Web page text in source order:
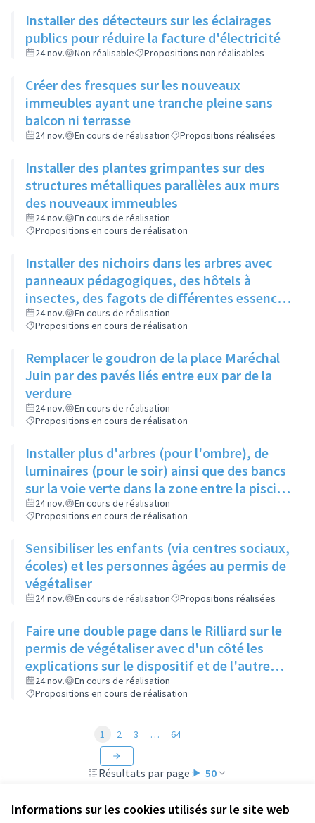
Informations sur les cookies utilisés sur le site web
Installer des détecteurs sur les éclairages
publics pour réduire la facture d'électricité
24 nov. Non réalisable Propositions non réalisables
Créer des fresques sur les nouveaux
immeubles ayant une tranche pleine sans
balcon ni terrasse
24 nov. En cours de réalisation Propositions réalisées
Installer des plantes grimpantes sur des
structures métalliques parallèles aux murs
des nouveaux immeubles
24 nov.
En cours de réalisation
Propositions en cours de réalisation
Installer des nichoirs dans les arbres avec
panneaux pédagogiques, des hôtels à
insectes, des fagots de différentes essences
pour stimuler la biodiversité sur la place du
Château à la Roue
24 nov.
En cours de réalisation
Propositions en cours de réalisation
Remplacer le goudron de la place Maréchal
Juin par des pavés liés entre eux par de la
verdure
24 nov.
En cours de réalisation
Propositions en cours de réalisation
Installer plus d'arbres (pour l'ombre), de
luminaires (pour le soir) ainsi que des bancs
sur la voie verte dans la zone entre la piscine
et la rue de l'Industrie
24 nov.
En cours de réalisation
Propositions en cours de réalisation
Sensibiliser les enfants (via centres sociaux,
écoles) et les personnes âgées au permis de
végétaliser
24 nov. En cours de réalisation Propositions réalisées
Faire une double page dans le Rilliard sur le
permis de végétaliser avec d'un côté les
explications sur le dispositif et de l'autre
côté des exemples concrets de lieux à
investir
24 nov.
En cours de réalisation
Propositions en cours de réalisation
Résultats par page : 50
1 2 3 … 64